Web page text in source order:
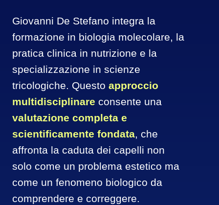
Giovanni De Stefano integra la
formazione in biologia molecolare, la
pratica clinica in nutrizione e la
specializzazione in scienze
tricologiche. Questo approccio
multidisciplinare
valutazione completa e
scientificamente fondata, che
affronta la caduta dei capelli non
solo come un problema estetico ma
come un fenomeno biologico da
comprendere e correggere.